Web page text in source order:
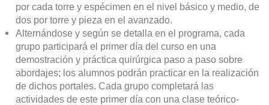
por cada torre y espécimen en el nivel básico y medio, de
dos por torre y pieza en el avanzado.
Alternándose y según se detalla en el programa, cada
grupo participará el primer día del curso en una
demostración y práctica quirúrgica paso a paso sobre
abordajes; los alumnos podrán practicar en la realización
de dichos portales. Cada grupo completará las
actividades de este primer día con una clase teórico-